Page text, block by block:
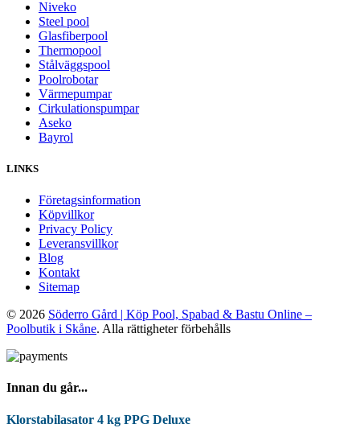
Niveko
Steel pool
Glasfiberpool
Thermopool
Stålväggspool
Poolrobotar
Värmepumpar
Cirkulationspumpar
Aseko
Bayrol
LINKS
Företagsinformation
Köpvillkor
Privacy Policy
Leveransvillkor
Blog
Kontakt
Sitemap
© 2026 Söderro Gård | Köp Pool, Spabad & Bastu Online –
Poolbutik i Skåne. Alla rättigheter förbehålls
Innan du går...
Klorstabilasator 4 kg PPG Deluxe